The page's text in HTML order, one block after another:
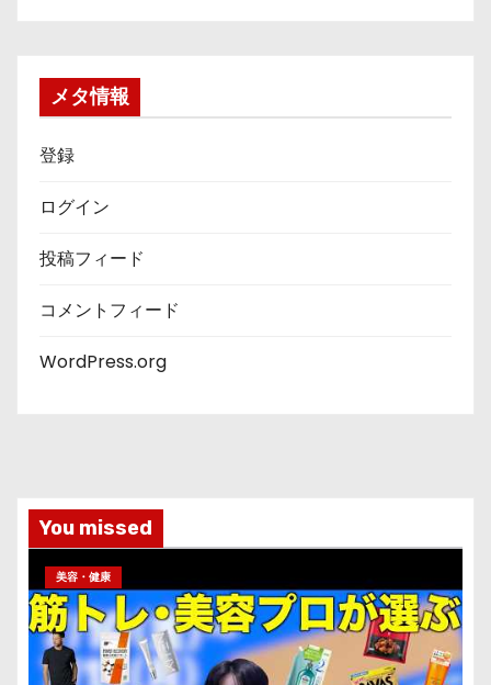
メタ情報
登録
ログイン
投稿フィード
コメントフィード
WordPress.org
You missed
美容・健康